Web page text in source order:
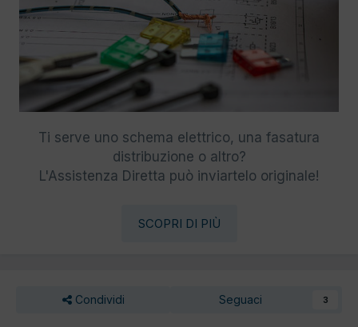
Ti serve uno schema elettrico, una fasatura
distribuzione o altro?
L'Assistenza Diretta può inviartelo originale!
SCOPRI DI PIÙ
Condividi Seguaci 3